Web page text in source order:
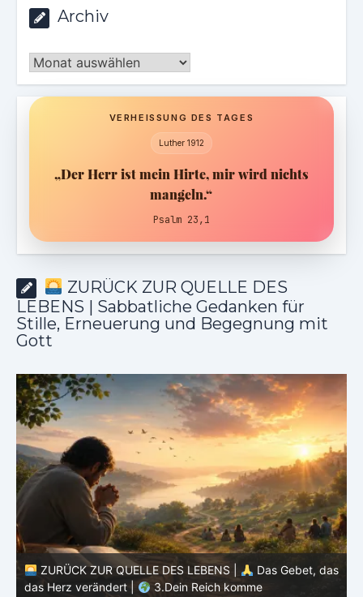
Archiv
Archiv
VERHEISSUNG DES TAGES
Luther 1912
„Der Herr ist mein Hirte, mir wird nichts
mangeln.“
Psalm 23,1
ZURÜCK ZUR QUELLE DES
LEBENS | Sabbatliche Gedanken für
Stille, Erneuerung und Begegnung mit
Gott
ZURÜCK ZUR QUELLE DES LEBENS |
Das Gebet, das
das Herz verändert |
2.Geheiligt werde dein Name